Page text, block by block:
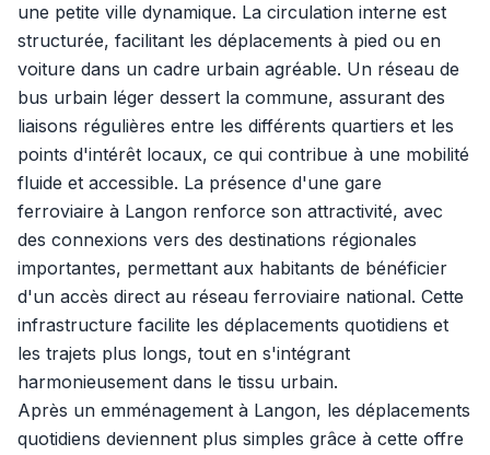
une petite ville dynamique. La circulation interne est
structurée, facilitant les déplacements à pied ou en
voiture dans un cadre urbain agréable. Un réseau de
bus urbain léger dessert la commune, assurant des
liaisons régulières entre les différents quartiers et les
points d'intérêt locaux, ce qui contribue à une mobilité
fluide et accessible. La présence d'une gare
ferroviaire à Langon renforce son attractivité, avec
des connexions vers des destinations régionales
importantes, permettant aux habitants de bénéficier
d'un accès direct au réseau ferroviaire national. Cette
infrastructure facilite les déplacements quotidiens et
les trajets plus longs, tout en s'intégrant
harmonieusement dans le tissu urbain.
Après un emménagement à Langon, les déplacements
quotidiens deviennent plus simples grâce à cette offre